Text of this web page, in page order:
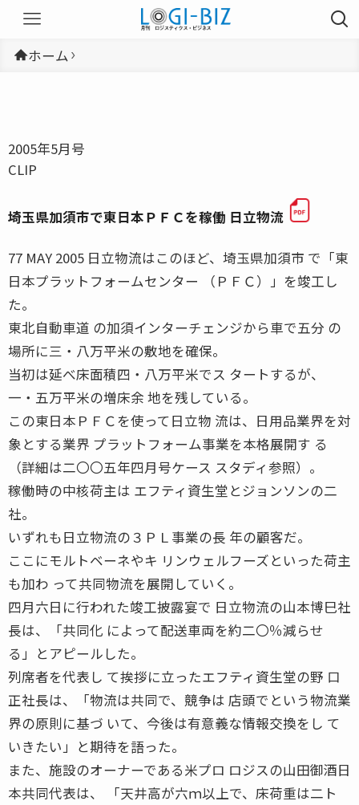
ホーム
2005年5月号
CLIP
埼玉県加須市で東日本ＰＦＣを稼働 日立物流
77 MAY 2005 日立物流はこのほど、埼玉県加須市 で「東
日本プラットフォームセンター （ＰＦＣ）」を竣工し
た。
東北自動車道 の加須インターチェンジから車で五分 の
場所に三・八万平米の敷地を確保。
当初は延べ床面積四・八万平米でス タートするが、
一・五万平米の増床余 地を残している。
この東日本ＰＦＣを使って日立物 流は、日用品業界を対
象とする業界 プラットフォーム事業を本格展開す る
（詳細は二〇〇五年四月号ケース スタディ参照）。
稼働時の中核荷主は エフティ資生堂とジョンソンの二
社。
いずれも日立物流の３ＰＬ事業の長 年の顧客だ。
ここにモルトベーネやキ リンウェルフーズといった荷主
も加わ って共同物流を展開していく。
四月六日に行われた竣工披露宴で 日立物流の山本博巳社
長は、「共同化 によって配送車両を約二〇％減らせ
る」とアピールした。
列席者を代表し て挨拶に立ったエフティ資生堂の野 口
正社長は、「物流は共同で、競争は 店頭でという物流業
界の原則に基づ いて、今後は有意義な情報交換をし て
いきたい」と期待を語った。
また、施設のオーナーである米プロ ロジスの山田御酒日
本共同代表は、 「天井高が六ｍ以上で、床荷重は二ト